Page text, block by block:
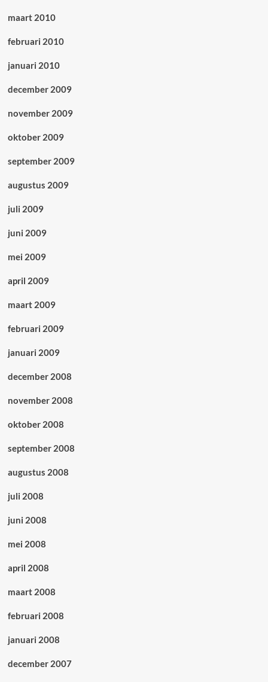
maart 2010
februari 2010
januari 2010
december 2009
november 2009
oktober 2009
september 2009
augustus 2009
juli 2009
juni 2009
mei 2009
april 2009
maart 2009
februari 2009
januari 2009
december 2008
november 2008
oktober 2008
september 2008
augustus 2008
juli 2008
juni 2008
mei 2008
april 2008
maart 2008
februari 2008
januari 2008
december 2007